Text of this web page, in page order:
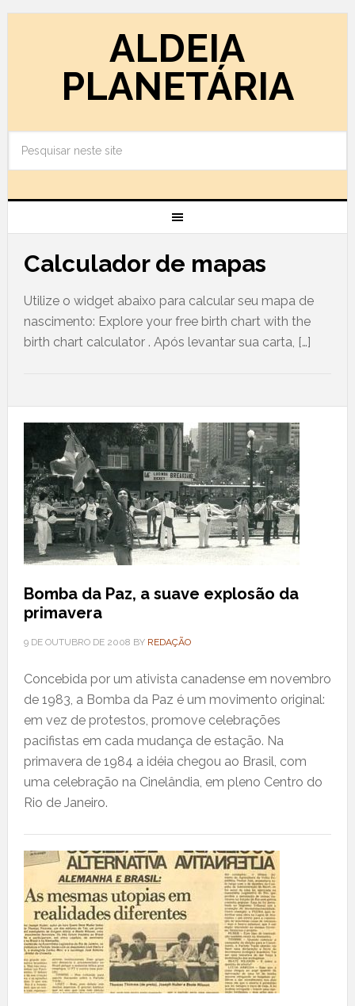
ALDEIA
PLANETÁRIA
Calculador de mapas
Utilize o widget abaixo para calcular seu mapa de
nascimento: Explore your free birth chart with the
birth chart calculator . Após levantar sua carta, […]
Bomba da Paz, a suave explosão da
primavera
9 DE OUTUBRO DE 2008 BY REDAÇÃO
Concebida por um ativista canadense em novembro
de 1983, a Bomba da Paz é um movimento original:
em vez de protestos, promove celebrações
pacifistas em cada mudança de estação. Na
primavera de 1984 a idéia chegou ao Brasil, com
uma celebração na Cinelândia, em pleno Centro do
Rio de Janeiro.